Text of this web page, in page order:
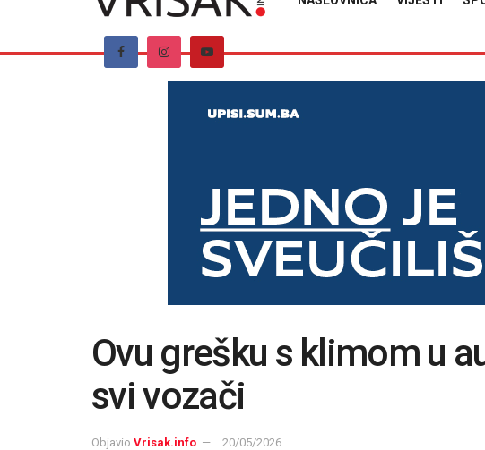
Ovu grešku s klimom u
svi vozači
Objavio Vrisak.info 20/05/2026